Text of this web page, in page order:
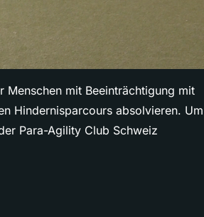
mit Beeinträchtigung mit
Hindernisparcours absolvieren. Um
Para-Agility Club Schweiz